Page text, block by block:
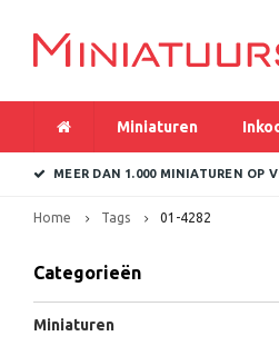
Miniaturen
MEER DAN 1.000 MINIATUREN OP
Home Tags 01-4282
Categorieën
Miniaturen